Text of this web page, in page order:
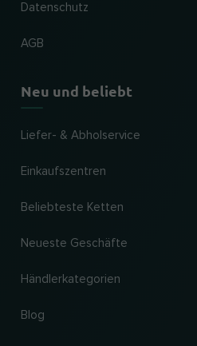
Datenschutz
AGB
Neu und beliebt
Liefer- & Abholservice
Einkaufszentren
Beliebteste Ketten
Neueste Geschäfte
Händlerkategorien
Blog